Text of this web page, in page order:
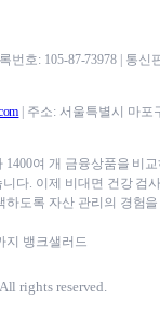
번호: 105-87-73978 | 통신
| 주소: 서울특별시 마포
1400여 개 금융상품을 비
다. 이제 비대면 건강 검
하도록 자산 관리의 경험
지 뱅크샐러드
rights reserved.